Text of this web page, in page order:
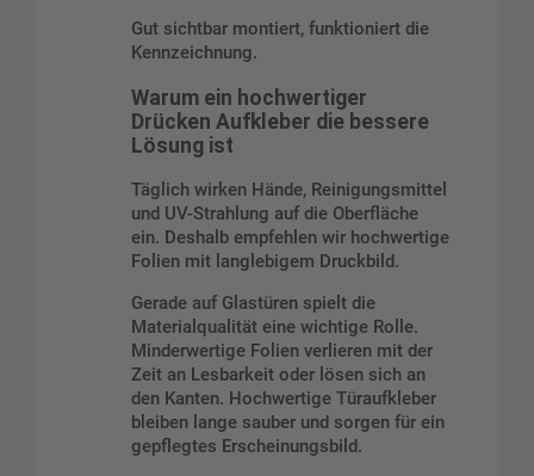
Gut sichtbar montiert, funktioniert die
Kennzeichnung.
Warum ein hochwertiger
Drücken Aufkleber die bessere
Lösung ist
Täglich wirken Hände, Reinigungsmittel
und UV-Strahlung auf die Oberfläche
ein. Deshalb empfehlen wir hochwertige
Folien mit langlebigem Druckbild.
Gerade auf Glastüren spielt die
Materialqualität eine wichtige Rolle.
Minderwertige Folien verlieren mit der
Zeit an Lesbarkeit oder lösen sich an
den Kanten. Hochwertige Türaufkleber
bleiben lange sauber und sorgen für ein
gepflegtes Erscheinungsbild.